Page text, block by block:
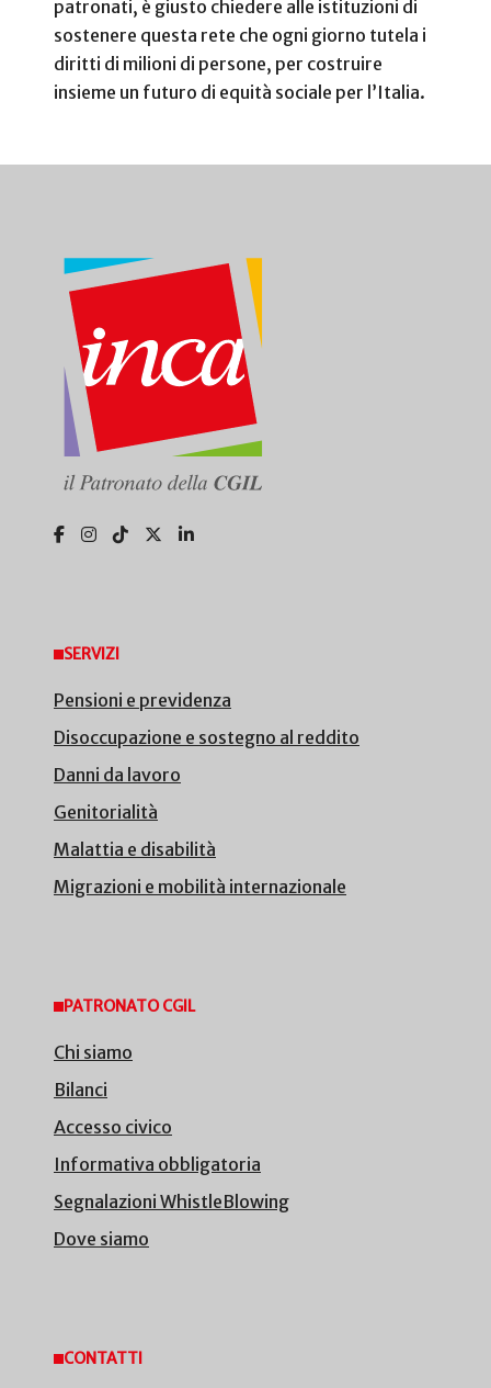
patronati, è giusto chiedere alle istituzioni di
sostenere questa rete che ogni giorno tutela i
diritti di milioni di persone, per costruire
insieme un futuro di equità sociale per l’Italia.
SERVIZI
Pensioni e previdenza
Disoccupazione e sostegno al reddito
Danni da lavoro
Genitorialità
Malattia e disabilità
Migrazioni e mobilità internazionale
PATRONATO CGIL
Chi siamo
Bilanci
Accesso civico
Informativa obbligatoria
Segnalazioni WhistleBlowing
Dove siamo
CONTATTI